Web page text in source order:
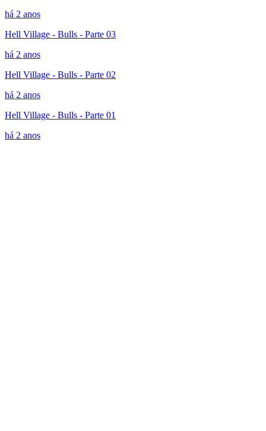
há 2 anos
Hell Village - Bulls - Parte 03
há 2 anos
Hell Village - Bulls - Parte 02
há 2 anos
Hell Village - Bulls - Parte 01
há 2 anos